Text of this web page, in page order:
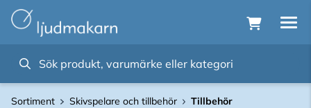
Sortiment Skivspelare och tillbehör Tillbehör